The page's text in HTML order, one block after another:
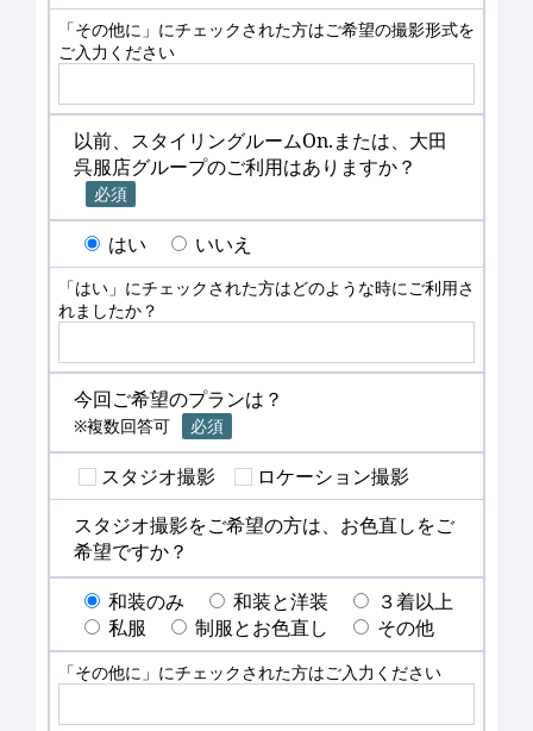
「その他に」にチェックされた方はご希望の撮影形式を
ご入力ください
以前、スタイリングルームOn.または、大田
呉服店グループのご利用はありますか？
必須
はい いいえ
「はい」にチェックされた方はどのような時にご利用さ
れましたか？
今回ご希望のプランは？
※複数回答可 必須
スタジオ撮影
ロケーション撮影
スタジオ撮影をご希望の方は、お色直しをご
希望ですか？
和装のみ
和装と洋装
３着以上
私服
制服とお色直し その他
「その他に」にチェックされた方はご入力ください